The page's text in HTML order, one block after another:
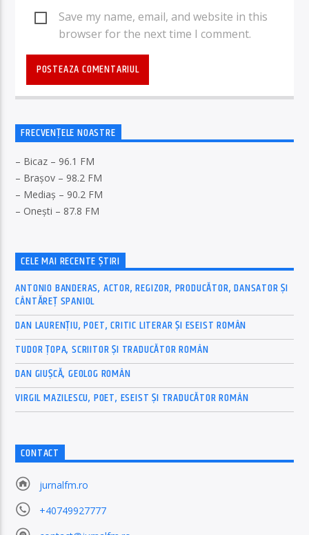
Save my name, email, and website in this
browser for the next time I comment.
FRECVENȚELE NOASTRE
– Bicaz – 96.1 FM
– Brașov – 98.2 FM
– Mediaș – 90.2 FM
– Onești – 87.8 FM
CELE MAI RECENTE ȘTIRI
ANTONIO BANDERAS, ACTOR, REGIZOR, PRODUCĂTOR, DANSATOR ȘI
CÂNTĂREȚ SPANIOL
DAN LAURENȚIU, POET, CRITIC LITERAR ȘI ESEIST ROMÂN
TUDOR ȚOPA, SCRIITOR ȘI TRADUCĂTOR ROMÂN
DAN GIUȘCĂ, GEOLOG ROMÂN
VIRGIL MAZILESCU, POET, ESEIST ȘI TRADUCĂTOR ROMÂN
CONTACT
jurnalfm.ro
+40749927777